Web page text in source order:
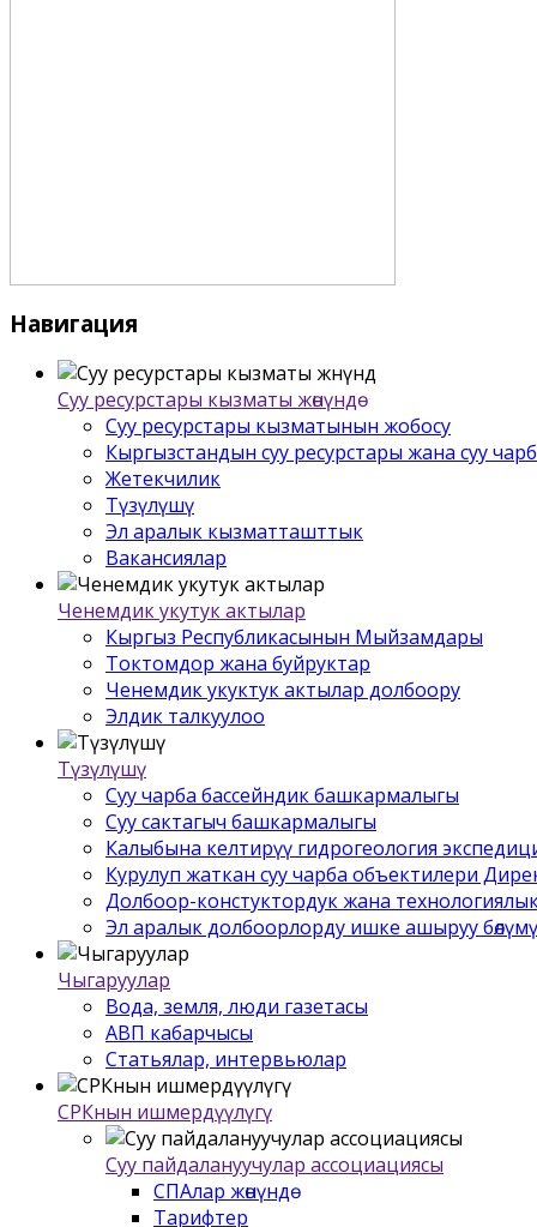
Навигация
Суу ресурстары кызматы жѳнүндѳ
Суу ресурстары кызматынын жобосу
Кыргызстандын суу ресурстары жана суу
Жетекчилик
Түзүлүшү
Эл аралык кызматташттык
Вакансиялар
Ченемдик укутук актылар
Кыргыз Республикасынын Мыйзамдары
Токтомдор жана буйруктар
Ченемдик укуктук актылар долбоору
Элдик талкуулоо
Түзүлүшү
Суу чарба бассейндик башкармалыгы
Суу сактагыч башкармалыгы
Калыбына келтирүү гидрогеология
Курулуп жаткан суу чарба объектилери
Долбоор-констуктордук жана
Эл аралык долбоорлорду ишке ашыруу бѳлүмү
Чыгаруулар
Вода, земля, люди газетасы
АВП кабарчысы
Статьялар, интервьюлар
СРКнын ишмердүүлүгү
Суу пайдалануучулар ассоциациясы
СПАлар жѳнүндѳ
Тарифтер